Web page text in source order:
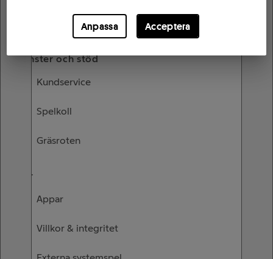
Köpta andelar
Tjänster och stöd
Kundservice
Spelkoll
Gräsroten
Mer
Appar
Villkor & integritet
Anpassa Acceptera